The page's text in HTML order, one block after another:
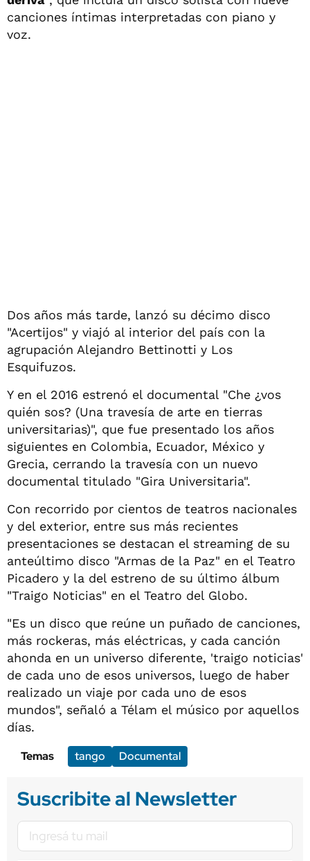
canciones íntimas interpretadas con piano y
voz.
Dos años más tarde, lanzó su décimo disco
"Acertijos" y viajó al interior del país con la
agrupación Alejandro Bettinotti y Los
Esquifuzos.
Y en el 2016 estrenó el documental "Che ¿vos
quién sos? (Una travesía de arte en tierras
universitarias)", que fue presentado los años
siguientes en Colombia, Ecuador, México y
Grecia, cerrando la travesía con un nuevo
documental titulado "Gira Universitaria".
Con recorrido por cientos de teatros nacionales
y del exterior, entre sus más recientes
presentaciones se destacan el streaming de su
anteúltimo disco "Armas de la Paz" en el Teatro
Picadero y la del estreno de su último álbum
"Traigo Noticias" en el Teatro del Globo.
"Es un disco que reúne un puñado de canciones,
más rockeras, más eléctricas, y cada canción
ahonda en un universo diferente, 'traigo noticias'
de cada uno de esos universos, luego de haber
realizado un viaje por cada uno de esos
mundos", señaló a Télam el músico por aquellos
días.
Temas
tango Documental
Suscribite al Newsletter